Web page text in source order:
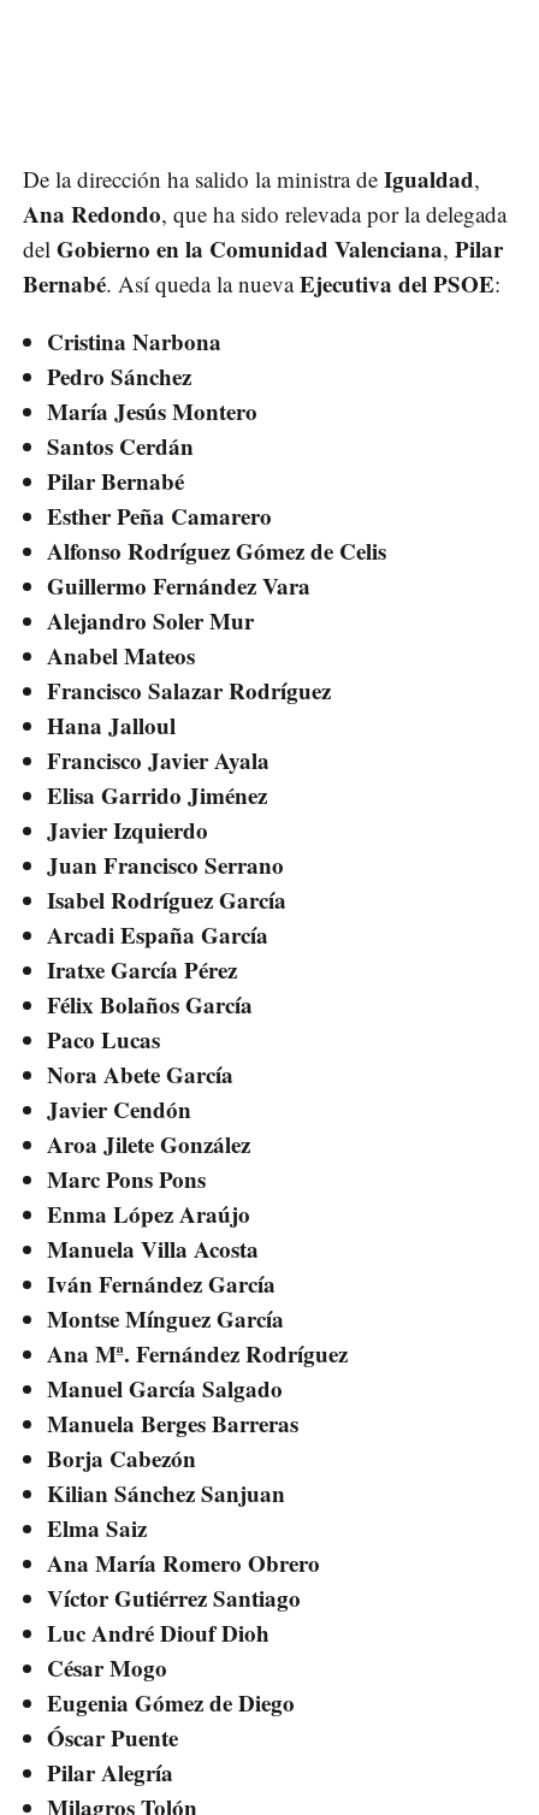
De la dirección ha salido la ministra de Igualdad,
Ana Redondo, que ha sido relevada por la delegada
del Gobierno en la Comunidad Valenciana, Pilar
Bernabé. Así queda la nuevaEjecutiva del PSOE:
Cristina Narbona
Pedro Sánchez
María Jesús Montero
Santos Cerdán
Pilar Bernabé
Esther Peña Camarero
Alfonso Rodríguez Gómez de Celis
Guillermo Fernández Vara
Alejandro Soler Mur
Anabel Mateos
Francisco Salazar Rodríguez
Hana Jalloul
Francisco Javier Ayala
Elisa Garrido Jiménez
Javier Izquierdo
Juan Francisco Serrano
Isabel Rodríguez García
Arcadi España García
Iratxe García Pérez
Félix Bolaños García
Paco Lucas
Nora Abete García
Javier Cendón
Aroa Jilete González
Marc Pons Pons
Enma López Araújo
Manuela Villa Acosta
Iván Fernández García
Montse Mínguez García
Ana Mª. Fernández Rodríguez
Manuel García Salgado
Manuela Berges Barreras
Borja Cabezón
Kilian Sánchez Sanjuan
Elma Saiz
Ana María Romero Obrero
Víctor Gutiérrez Santiago
Luc André Diouf Dioh
César Mogo
Eugenia Gómez de Diego
Óscar Puente
Pilar Alegría
Milagros Tolón